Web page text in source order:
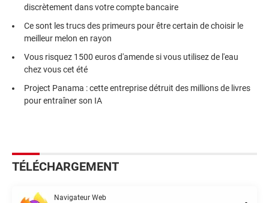
discrètement dans votre compte bancaire
Ce sont les trucs des primeurs pour être certain de choisir le
meilleur melon en rayon
Vous risquez 1500 euros d'amende si vous utilisez de l'eau
chez vous cet été
Project Panama : cette entreprise détruit des millions de livres
pour entraîner son IA
TÉLÉCHARGEMENT
Navigateur Web